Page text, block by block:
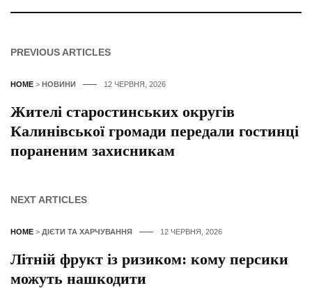
PREVIOUS ARTICLES
HOME > НОВИНИ 12 ЧЕРВНЯ, 2026
Жителі старостинських округів
Калинівської громади передали гостинці
пораненим захисникам
NEXT ARTICLES
HOME > ДІЄТИ ТА ХАРЧУВАННЯ 12 ЧЕРВНЯ, 2026
Літній фрукт із ризиком: кому персики
можуть нашкодити